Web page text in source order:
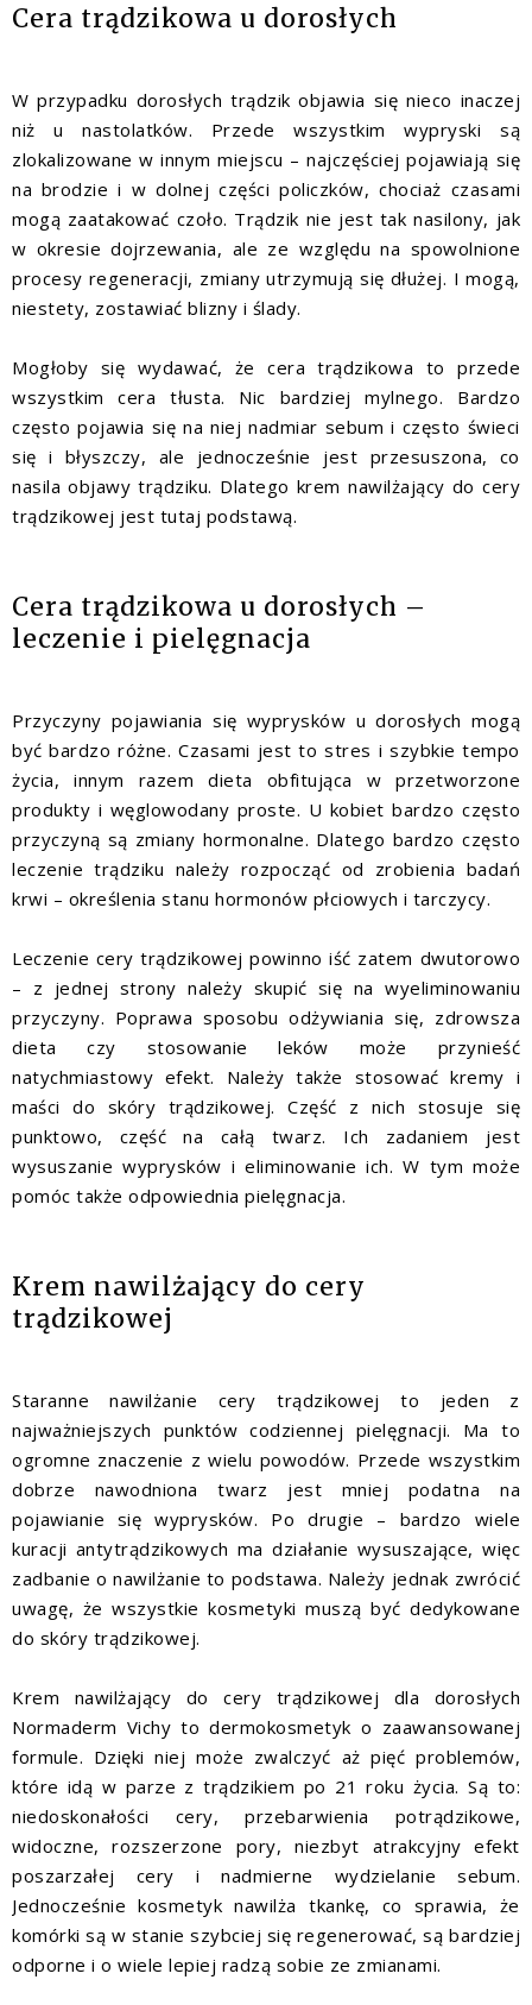
Cera trądzikowa u dorosłych
W przypadku dorosłych trądzik objawia się nieco inaczej
niż u nastolatków. Przede wszystkim wypryski są
zlokalizowane w innym miejscu – najczęściej pojawiają się
na brodzie i w dolnej części policzków, chociaż czasami
mogą zaatakować czoło. Trądzik nie jest tak nasilony, jak
w okresie dojrzewania, ale ze względu na spowolnione
procesy regeneracji, zmiany utrzymują się dłużej. I mogą,
niestety, zostawiać blizny i ślady.
Mogłoby się wydawać, że cera trądzikowa to przede
wszystkim cera tłusta. Nic bardziej mylnego. Bardzo
często pojawia się na niej nadmiar sebum i często świeci
się i błyszczy, ale jednocześnie jest przesuszona, co
nasila objawy trądziku. Dlatego krem nawilżający do cery
trądzikowej jest tutaj podstawą.
Cera trądzikowa u dorosłych –
leczenie i pielęgnacja
Przyczyny pojawiania się wyprysków u dorosłych mogą
być bardzo różne. Czasami jest to stres i szybkie tempo
życia, innym razem dieta obfitująca w przetworzone
produkty i węglowodany proste. U kobiet bardzo często
przyczyną są zmiany hormonalne. Dlatego bardzo często
leczenie trądziku należy rozpocząć od zrobienia badań
krwi – określenia stanu hormonów płciowych i tarczycy.
Leczenie cery trądzikowej powinno iść zatem dwutorowo
– z jednej strony należy skupić się na wyeliminowaniu
przyczyny. Poprawa sposobu odżywiania się, zdrowsza
dieta czy stosowanie leków może przynieść
natychmiastowy efekt. Należy także stosować kremy i
maści do skóry trądzikowej. Część z nich stosuje się
punktowo, część na całą twarz. Ich zadaniem jest
wysuszanie wyprysków i eliminowanie ich. W tym może
pomóc także odpowiednia pielęgnacja.
Krem nawilżający do cery
trądzikowej
Staranne nawilżanie cery trądzikowej to jeden z
najważniejszych punktów codziennej pielęgnacji. Ma to
ogromne znaczenie z wielu powodów. Przede wszystkim
dobrze nawodniona twarz jest mniej podatna na
pojawianie się wyprysków. Po drugie – bardzo wiele
kuracji antytrądzikowych ma działanie wysuszające, więc
zadbanie o nawilżanie to podstawa. Należy jednak zwrócić
uwagę, że wszystkie kosmetyki muszą być dedykowane
do skóry trądzikowej.
Krem nawilżający do cery trądzikowej dla dorosłych
Normaderm Vichy to dermokosmetyk o zaawansowanej
formule. Dzięki niej może zwalczyć aż pięć problemów,
które idą w parze z trądzikiem po 21 roku życia. Są to:
niedoskonałości cery, przebarwienia potrądzikowe,
widoczne, rozszerzone pory, niezbyt atrakcyjny efekt
poszarzałej cery i nadmierne wydzielanie sebum.
Jednocześnie kosmetyk nawilża tkankę, co sprawia, że
komórki są w stanie szybciej się regenerować, są bardziej
odporne i o wiele lepiej radzą sobie ze zmianami.